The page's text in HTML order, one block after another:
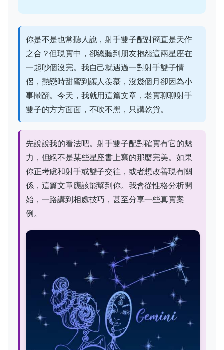
你是不是也常聽人說，射手雙子配對簡直是天作
之合？但現實中，卻總聽到朋友抱怨這兩星座在
一起吵個沒完。我自己就遇過一對射手雙子情
侶，熱戀時甜蜜到讓人羨慕，沒幾個月卻因為小
事鬧翻。今天，我就用這篇文章，老實聊聊射手
雙子的方方面面，不吹不黑，只講乾貨。
先說說我的看法吧。射手雙子配對確實有它的魅
力，但絕不是某些星座書上寫的那麼完美。如果
你正考慮和射手或雙子交往，或者想改善現有關
係，這篇文章應該能幫到你。我會從性格分析開
始，一路講到相處技巧，甚至分享一些真實案
例。